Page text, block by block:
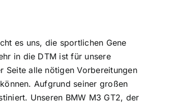
es uns, die sportlichen Gene
in die DTM ist für unsere
Seite alle nötigen Vorbereitungen
Aufgrund seiner großen
Unseren BMW M3 GT2, der